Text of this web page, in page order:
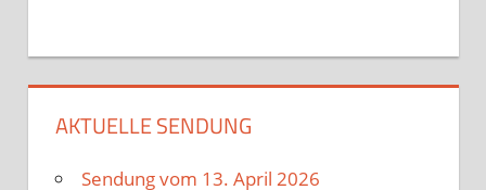
AKTUELLE SENDUNG
Sendung vom 13. April 2026